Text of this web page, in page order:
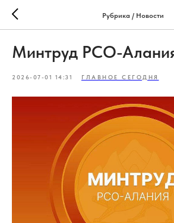
Рубрика / Новости
Минтруд РСО-
2026-07-01 14:31 ГЛАВНОЕ СЕГОДНЯ